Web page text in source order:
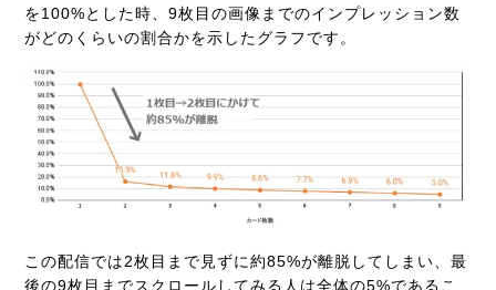
を100%とした時、9枚目の画像までのインプレッション数
がどのくらいの割合かを示したグラフです。
この配信では2枚目まで見ずに約85%が離脱してしまい、最
後の9枚目までスクロールしてみる人は全体の5%であるこ